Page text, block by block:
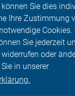
können Sie dies
Ihre Zustimmung
Cookies.
Sie jederzeit
widerrufen oder
in unserer
die oben
wie beschrieben
wir Ihnen mit,
über Sie bei uns
Bemühungen um
Informationen